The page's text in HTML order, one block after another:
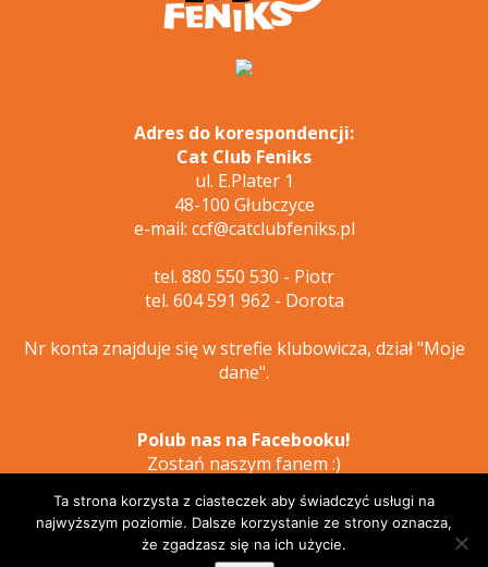
Adres do korespondencji:
Cat Club Feniks
ul. E.Plater 1
48-100 Głubczyce
e-mail: ccf@catclubfeniks.pl
tel. 880 550 530 - Piotr
tel. 604 591 962 - Dorota
Nr konta znajduje się w strefie klubowicza, dział "Moje
dane".
Polub nas na Facebooku!
Zostań naszym fanem :)
Ta strona korzysta z ciasteczek aby świadczyć usługi na
najwyższym poziomie. Dalsze korzystanie ze strony oznacza,
że zgadzasz się na ich użycie.